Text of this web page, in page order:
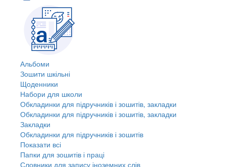
Альбоми
Зошити шкільні
Щоденники
Набори для школи
Обкладинки для підручників і зошитів, закладки
Обкладинки для підручників і зошитів, закладки
Закладки
Обкладинки для підручників і зошитів
Показати всі
Папки для зошитів і праці
Словники для запису іноземних слів